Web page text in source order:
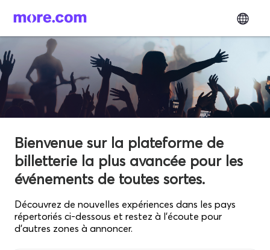
Bienvenue sur la plateforme de
billetterie la plus avancée pour les
événements de toutes sortes.
Découvrez de nouvelles expériences dans les pays
répertoriés ci-dessous et restez à l'écoute pour
d'autres zones à annoncer.